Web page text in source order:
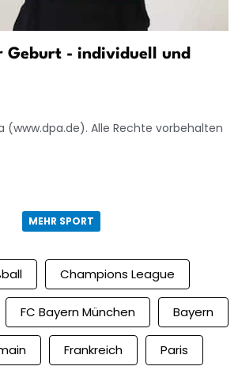
Geburt - individuell und
(www.dpa.de). Alle Rechte vorbehalten
MEHR SPORT
Champions League
FC Bayern München Bayern
Frankreich Paris